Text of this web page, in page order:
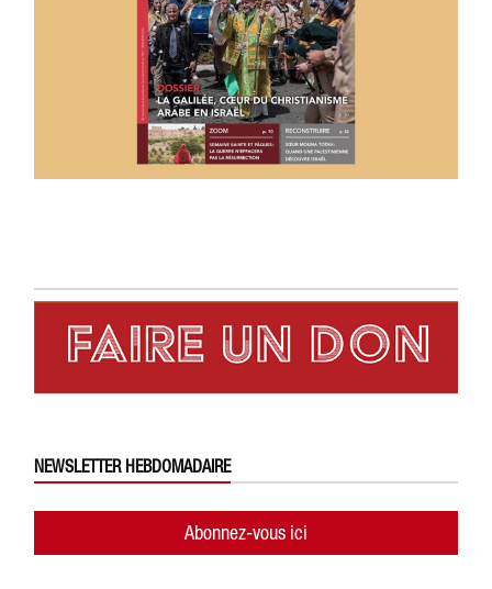
NEWSLETTER HEBDOMADAIRE
Abonnez-vous ici